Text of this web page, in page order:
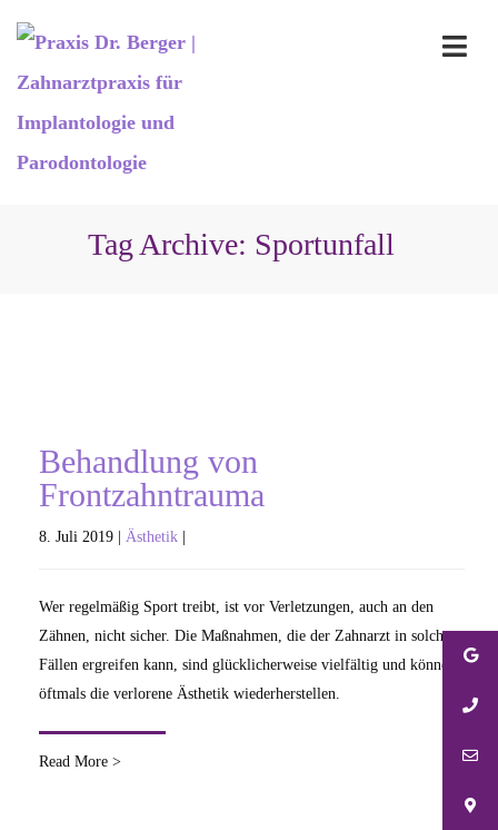
Tag Archive: Sportunfall
Behandlung von
Frontzahntrauma
8. Juli 2019 | Ästhetik
Wer regelmäßig Sport treibt, ist vor Verletzungen, auch an den
Zähnen, nicht sicher. Die Maßnahmen, die der Zahnarzt in solchen
Fällen ergreifen kann, sind glücklicherweise vielfältig und können
öftmals die verlorene Ästhetik wiederherstellen.
Read More >